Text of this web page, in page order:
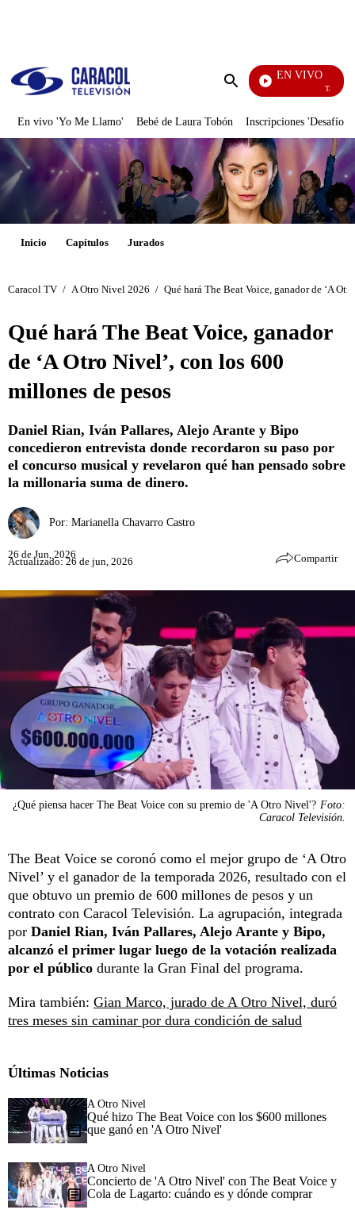
Enviar
EN VIVO
También
En vivo 'Yo Me Llamo' Bebé de Laura Tobón Inscripciones 'Desafío'
Inicio Capítulos Jurados
Caracol TV / A Otro Nivel 2026 / Qué hará The Beat Voice, ganador de ‘A
Qué hará The Beat Voice, ganador
de ‘A Otro Nivel’, con los 600
millones de pesos
Daniel Rian, Iván Pallares, Alejo Arante y Bipo
concedieron entrevista donde recordaron su paso por
el concurso musical y revelaron qué han pensado sobre
la millonaria suma de dinero.
Por: Marianella Chavarro Castro
26 de Jun, 2026
Actualizado: 26 de jun, 2026 Compartir
¿Qué piensa hacer The Beat Voice con su premio de 'A Otro Nivel'? Foto:
Caracol Televisión.
The Beat Voice se coronó como el mejor grupo de ‘A Otro
Nivel’ y el ganador de la temporada 2026, resultado con el
que obtuvo un premio de 600 millones de pesos y un
contrato con Caracol Televisión. La agrupación, integrada
por Daniel Rian, Iván Pallares, Alejo Arante y Bipo,
alcanzó el primer lugar luego de la votación realizada
por el público durante la Gran Final del programa.
Mira también: Gian Marco, jurado de A Otro Nivel, duró
tres meses sin caminar por dura condición de salud
Últimas Noticias
A Otro Nivel
Qué hizo The Beat Voice con los $600 millones
que ganó en 'A Otro Nivel'
A Otro Nivel
Concierto de 'A Otro Nivel' con The Beat Voice y
Cola de Lagarto: cuándo es y dónde comprar